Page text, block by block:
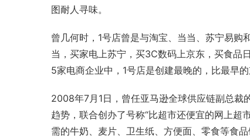
图耐人寻味。
曾几何时， 1号店曾是与淘宝、 当当 、 苏宁易购
当，买家电上苏宁 ，买3C数码上京东，买食品
5家电商企业中，1号店是创建最晚的，比最早的
2008年7月1日，曾任亚马逊全球供应链副总裁
趋势，联合创办了号称“比超市还便宜的网上超
需的牛奶、麦片、卫生纸、方便面、零食等食